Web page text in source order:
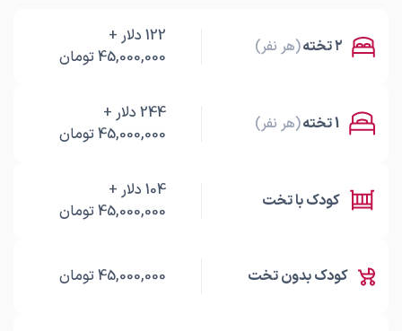
۲ تخته (هر نفر) 122 دلار+
45,000,000تومان
1 تخته (هر نفر) 244 دلار +
45,000,000تومان
کودک با تخت 104 دلار +
45,000,000تومان
کودک بدون تخت 45,000,000تومان